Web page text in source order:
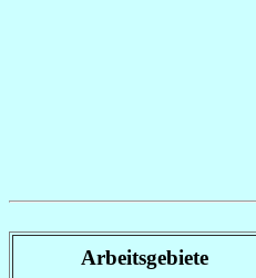
Arbeitsgebiete